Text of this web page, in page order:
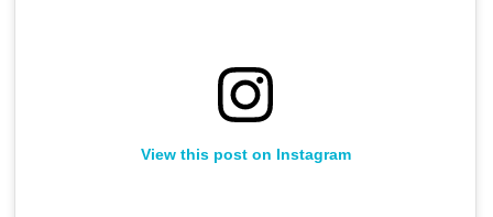
View this post on Instagram